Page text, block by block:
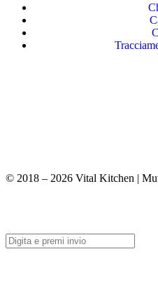
© 2018 – 2026 Vital Kitchen |